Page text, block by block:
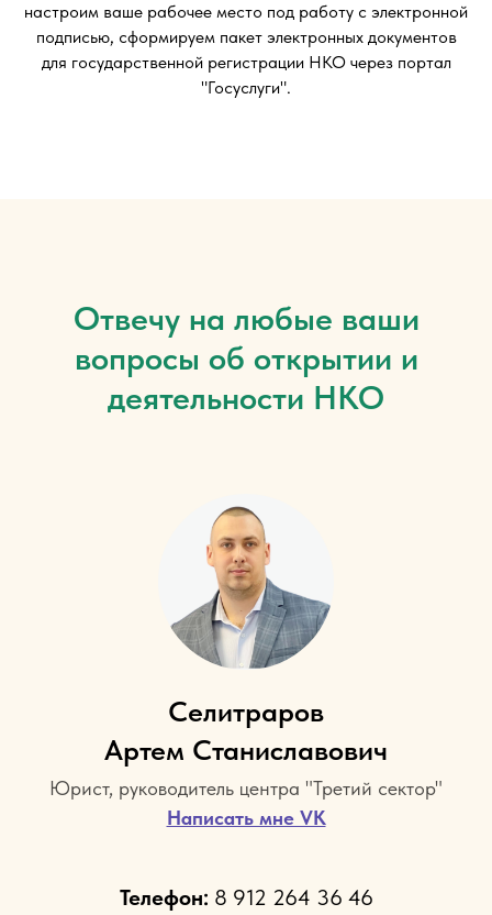
настроим ваше рабочее место под работу с электронной
подписью, сформируем пакет электронных документов
для государственной регистрации НКО через портал
"Госуслуги".
Отвечу на любые ваши
вопросы об открытии и
деятельности НКО
Селитраров
Артем Станиславович
Юрист, руководитель центра "Третий сектор"
Написать мне VK
Телефон: 8 912 264 36 46